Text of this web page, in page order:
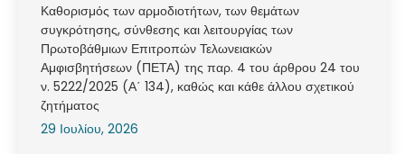
Καθορισμός των αρμοδιοτήτων, των θεμάτων
συγκρότησης, σύνθεσης και λειτουργίας των
Πρωτοβάθμιων Επιτροπών Τελωνειακών
Αμφισβητήσεων (ΠΕΤΑ) της παρ. 4 του άρθρου 24 του
ν. 5222/2025 (Α΄ 134), καθώς και κάθε άλλου σχετικού
ζητήματος
29 Ιουλίου, 2026